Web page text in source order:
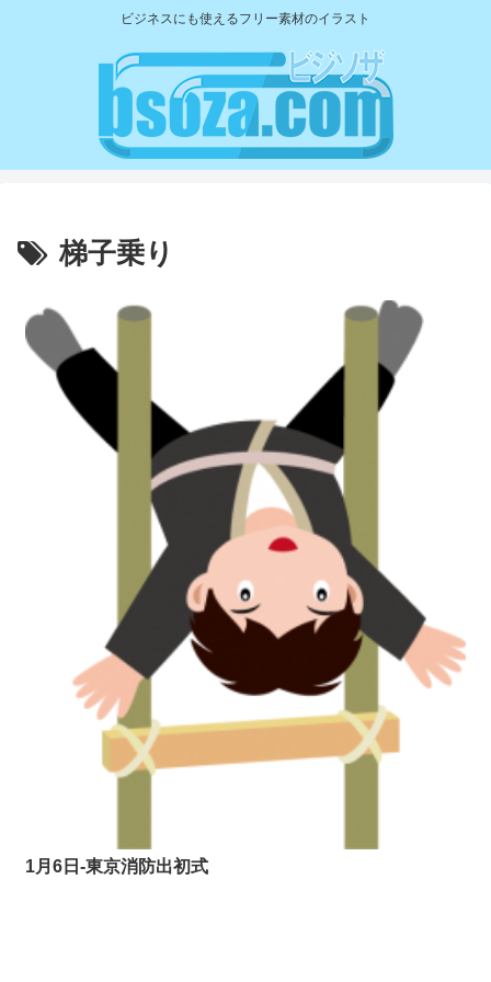
ビジネスにも使えるフリー素材のイラスト
梯子乗り
1月6日-東京消防出初式